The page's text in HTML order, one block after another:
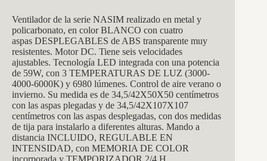
Ventilador de la serie NASIM realizado en metal y
policarbonato, en color BLANCO con cuatro
aspas DESPLEGABLES de ABS transparente muy
resistentes. Motor DC. Tiene seis velocidades
ajustables. Tecnología LED integrada con una potencia
de 59W, con 3 TEMPERATURAS DE LUZ (3000-
4000-6000K) y 6980 lúmenes. Control de aire verano o
invierno. Su medida es de 34,5/42X50X50 centímetros
con las aspas plegadas y de 34,5/42X107X107
centímetros con las aspas desplegadas, con dos medidas
de tija para instalarlo a diferentes alturas. Mando a
distancia INCLUIDO, REGULABLE EN
INTENSIDAD, con MEMORIA DE COLOR